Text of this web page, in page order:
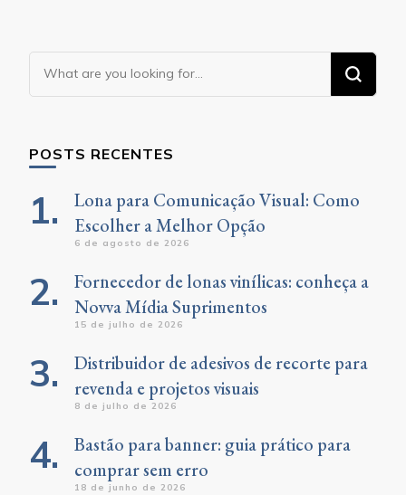
Looking
for
POSTS RECENTES
Lona para Comunicação Visual: Como
Escolher a Melhor Opção
6 de agosto de 2026
Fornecedor de lonas vinílicas: conheça a
Novva Mídia Suprimentos
15 de julho de 2026
Distribuidor de adesivos de recorte para
revenda e projetos visuais
8 de julho de 2026
Bastão para banner: guia prático para
comprar sem erro
18 de junho de 2026